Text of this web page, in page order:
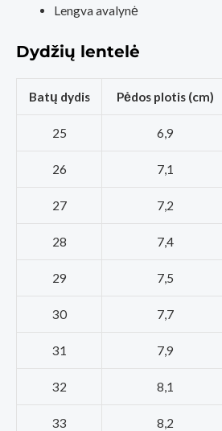
Lengva avalynė
Dydžių lentelė
Batų dydis Pėdos plotis (cm)
25 6,9
26 7,1
27 7,2
28 7,4
29 7,5
30 7,7
31 7,9
32 8,1
33 8,2